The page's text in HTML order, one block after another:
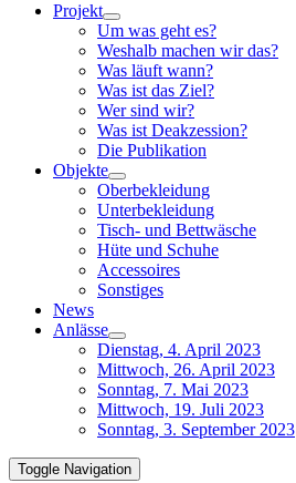
Projekt
Um was geht es?
Weshalb machen wir das?
Was läuft wann?
Was ist das Ziel?
Wer sind wir?
Was ist Deakzession?
Die Publikation
Objekte
Oberbekleidung
Unterbekleidung
Tisch- und Bettwäsche
Hüte und Schuhe
Accessoires
Sonstiges
News
Anlässe
Dienstag, 4. April 2023
Mittwoch, 26. April 2023
Sonntag, 7. Mai 2023
Mittwoch, 19. Juli 2023
Sonntag, 3. September 2023
Toggle Navigation